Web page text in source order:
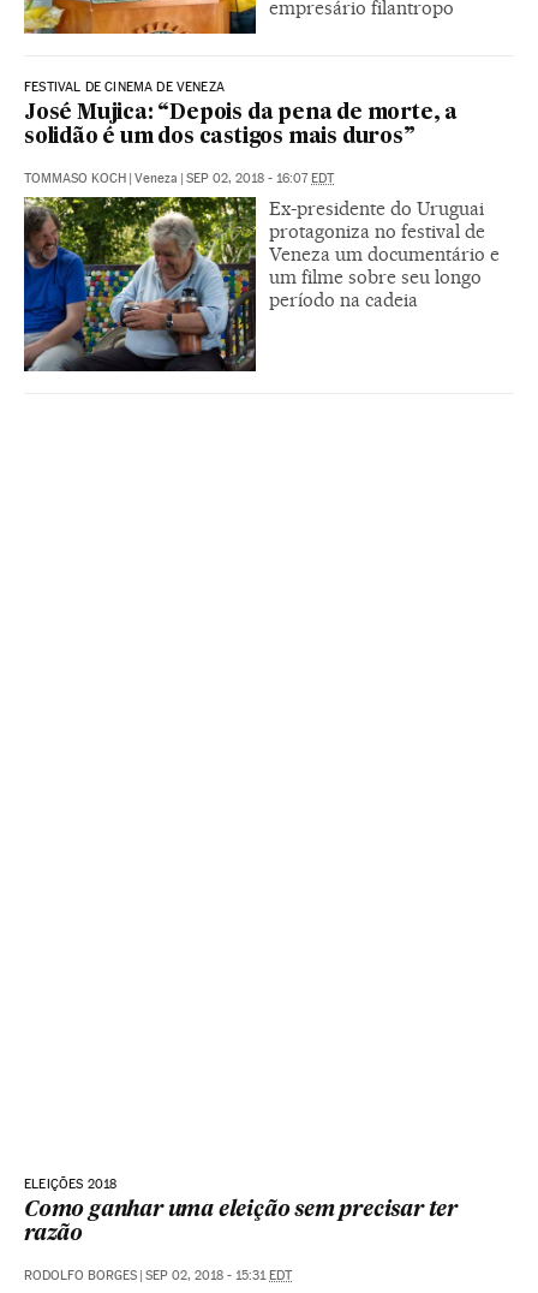
empresário filantropo
FESTIVAL DE CINEMA DE VENEZA
José Mujica: “Depois da pena de morte, a
solidão é um dos castigos mais duros”
TOMMASO KOCH | Veneza | SEP 02, 2018 - 16:07EDT
Ex-presidente do Uruguai
protagoniza no festival de
Veneza um documentário e
um filme sobre seu longo
período na cadeia
ELEIÇÕES 2018
Como ganhar uma eleição sem precisar ter
razão
RODOLFO BORGES | SEP 02, 2018 - 15:31EDT